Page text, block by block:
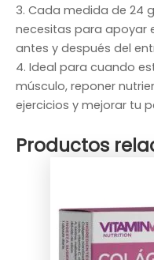
3. Cada medida de 24
necesitas para apoyar
antes y después del
4. Ideal para cuando
músculo, reponer
ejercicios y mejorar tu
Productos